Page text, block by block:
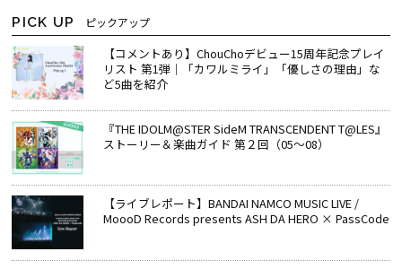
PICK UP ピックアップ
【コメントあり】ChouChoデビュー15周年記念プレイ
リスト 第1弾｜「カワルミライ」「優しさの理由」な
ど5曲を紹介
『THE IDOLM@STER SideM TRANSCENDENT T@LES』
ストーリー＆楽曲ガイド 第２回（05～08）
【ライブレポート】BANDAI NAMCO MUSIC LIVE /
MoooD Records presents ASH DA HERO × PassCode